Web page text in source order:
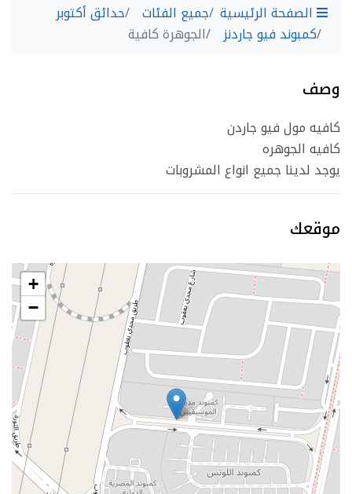
الصفحة الرئيسية جميع الفئات
حدائق أكتوبر
كمبوند فيو جاردنز
الجوهرة كافية
وصف
كافيه مول فيو جاردن
كافيه الجوهره
يوجد لدينا جميع انواع المشروبات
موقعك
+
−